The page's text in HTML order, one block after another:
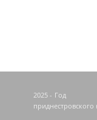
2025 - Год
приднестровского